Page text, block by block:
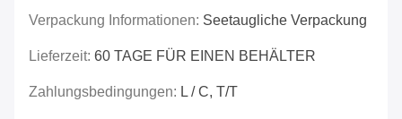
Verpackung Informationen: Seetaugliche Verpackung
Lieferzeit: 60 TAGE FÜR EINEN BEHÄLTER
Zahlungsbedingungen: L / C, T/T